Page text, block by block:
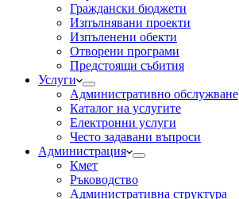
Граждански бюджети
Изпълнявани проекти
Изпъленени обекти
Отворени програми
Предстоящи събития
Услуги
Административно обслужване
Каталог на услугите
Електронни услуги
Често задавани въпроси
Администрация
Кмет
Ръководство
Административна структура